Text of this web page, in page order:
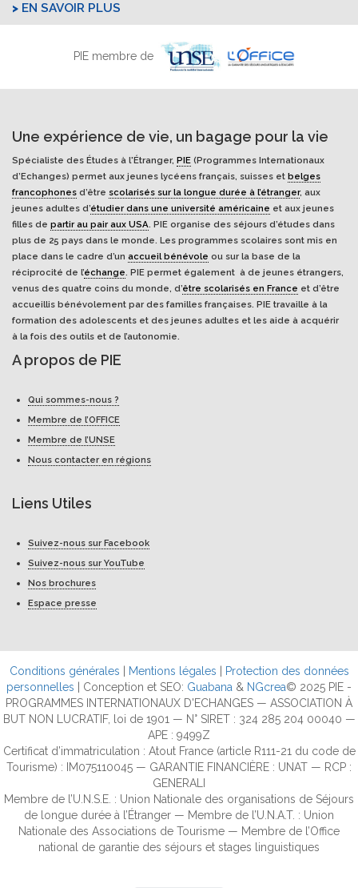
EN SAVOIR PLUS
PIE membre de
Une expérience de vie, un bagage pour la vie
Spécialiste des Études à l'Étranger, PIE (Programmes Internationaux
d’Echanges) permet aux jeunes lycéens français, suisses et belges
francophones d’être scolarisés sur la longue durée à l’étranger, aux
jeunes adultes d’étudier dans une université américaine et aux jeunes
filles de partir au pair aux USA. PIE organise des séjours d’études dans
plus de 25 pays dans le monde. Les programmes scolaires sont mis en
place dans le cadre d’un accueil bénévole ou sur la base de la
réciprocité de l’échange. PIE permet également à de jeunes étrangers,
venus des quatre coins du monde, d’être scolarisés en France et d’être
accueillis bénévolement par des familles françaises. PIE travaille à la
formation des adolescents et des jeunes adultes et les aide à acquérir
à la fois des outils et de l’autonomie.
A propos de PIE
Qui sommes-nous ?
Membre de l’OFFICE
Membre de l’UNSE
Nous contacter en régions
Liens Utiles
Suivez-nous sur Facebook
Suivez-nous sur YouTube
Nos brochures
Espace presse
Conditions générales Mentions légales
Protection des données
personnelles | Conception et SEO: Guabana & NGcrea© 2025 PIE -
PROGRAMMES INTERNATIONAUX D'ECHANGES — ASSOCIATION À
BUT NON LUCRATIF, loi de 1901 — N° SIRET : 324 285 204 00040 —
APE : 9499Z
Certificat d’immatriculation : Atout France (article R111-21 du code de
Tourisme) : IM075110045 — GARANTIE FINANCIÈRE : UNAT — RCP :
GENERALI
Membre de l’U.N.S.E. : Union Nationale des organisations de Séjours
de longue durée à l’Étranger — Membre de l’U.N.A.T. : Union
Nationale des Associations de Tourisme — Membre de l’Office
national de garantie des séjours et stages linguistiques